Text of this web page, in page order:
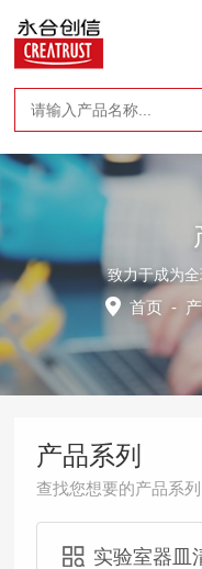
致力于成为
首页 -
产品系列
查找您想要的产品系列
实验室器皿